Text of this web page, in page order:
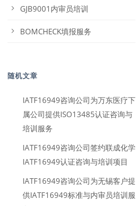
GJB9001内审员培训
BOMCHECK填报服务
随机文章
IATF16949咨询公司为万东医疗下
属公司提供ISO13485认证咨询与
培训服务
IATF16949咨询公司签约联成化学
IATF16949认证咨询与培训项目
IATF16949咨询公司为无锡客户提
供IATF16949标准与内审员培训服